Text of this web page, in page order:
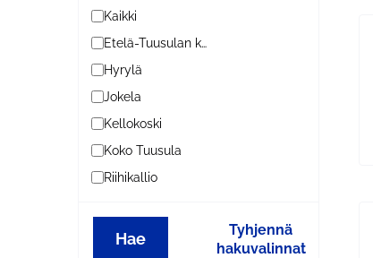
Kaikki
Etelä-Tuusulan kylät
Hyrylä
Jokela
Kellokoski
Koko Tuusula
Riihikallio
Hae
Tyhjennä
hakuvalinnat